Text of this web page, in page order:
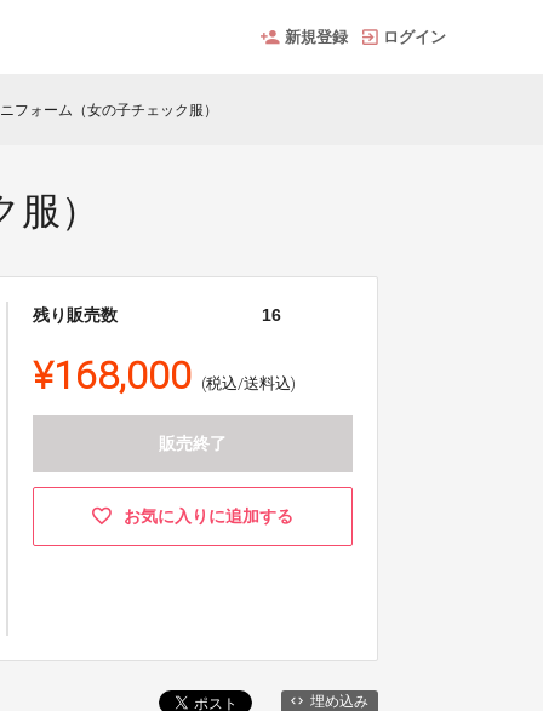
新規登録 ログイン
フォーム（女の子チェック服）
）
残り販売数 16
¥168,000 (税込/送料込)
販売終了
お気に入りに追加する
埋め込み